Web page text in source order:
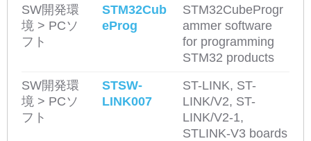
SW開発環
境 > PCソ
フト
STM32Cub
eProg
STM32CubeProgr
ammer software
for programming
STM32 products
SW開発環
境 > PCソ
フト
STSW-
LINK007
ST-LINK, ST-
LINK/V2, ST-
LINK/V2-1,
STLINK-V3 boards